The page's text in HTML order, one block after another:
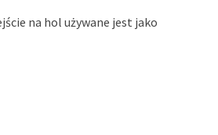
na hol używane jest jako